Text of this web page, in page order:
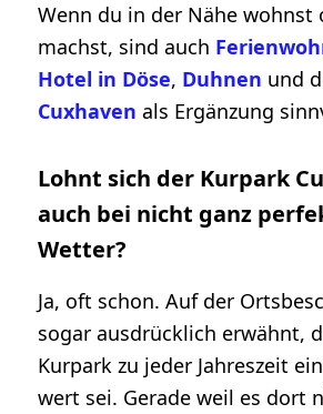
Wenn du in der Nähe wohnst
machst, sind auch
Hotel in Döse, Duhnen und
Cuxhaven als Ergänzung
Lohnt sich der Kurpark
auch bei nicht ganz
Wetter?
Ja, oft schon. Auf der
sogar ausdrücklich erwähnt,
Kurpark zu jeder Jahreszeit
wert sei. Gerade weil es dort